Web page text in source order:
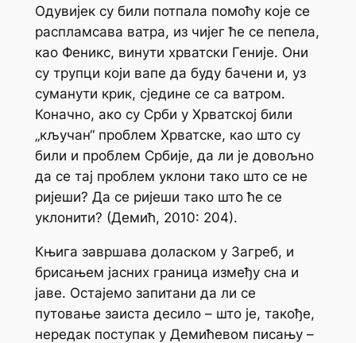
Одувијек су били потпала помоћу које се
распламсава ватра, из чијег ће се пепела,
као Феникс, винути хрватски Геније. Они
су трупци који вапе да буду бачени и, уз
суманути крик, сједине се са ватром.
Коначно, ако су Срби у Хрватској били
„кључан“ проблем Хрватске, као што су
били и проблем Србије, да ли је довољно
да се тај проблем уклони тако што се не
ријеши? Да се ријеши тако што ће се
уклонити? (Демић, 2010: 204).
Књига завршава доласком у Загреб, и
брисањем јасних граница између сна и
јаве. Остајемо запитани да ли се
путовање заиста десило – што је, такође,
нередак поступак у Демићевом писању –